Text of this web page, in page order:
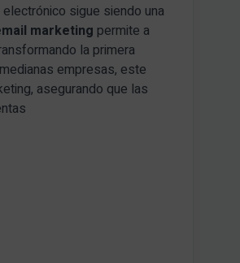
sigue siendo una
marketing permite a
la primera
empresas, este
asegurando que las